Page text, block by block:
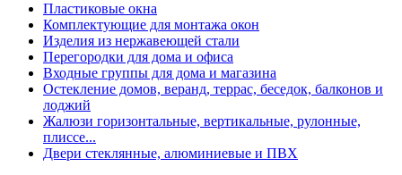
Пластиковые окна
Комплектующие для монтажа окон
Изделия из нержавеющей стали
Перегородки для дома и офиса
Входные группы для дома и магазина
Остекление домов, веранд, террас, беседок, балконов и
лоджий
Жалюзи горизонтальные, вертикальные, рулонные,
плиссе...
Двери стеклянные, алюминиевые и ПВХ